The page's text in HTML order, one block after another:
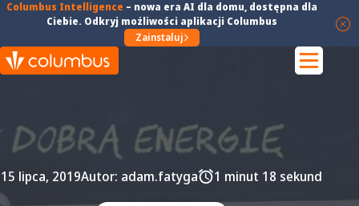
Columbus Intelligence – nowa era AI dla domu, dostępna dla
Ciebie. Odkryj możliwości aplikacji Columbus
Zainstaluj
15 lipca, 2019Autor: adam.fatyga 1 minut 18 sekund